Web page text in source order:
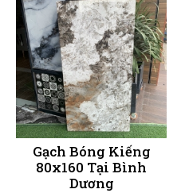
Gạch Bóng Kiếng
80x160 Tại Bình
Dương